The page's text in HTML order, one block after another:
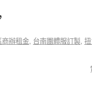
商辦租金, 台南團體服訂製,